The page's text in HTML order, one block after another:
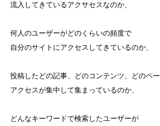
流入してきているアクサセスなのか、
何人のユーザーがどのくらいの頻度で
自分のサイトにアクセスしてきているのか、
投稿したどの記事、どのコンテンツ、どのペ
アクセスが集中して集まっているのか、
どんなキーワードで検索したユーザーが